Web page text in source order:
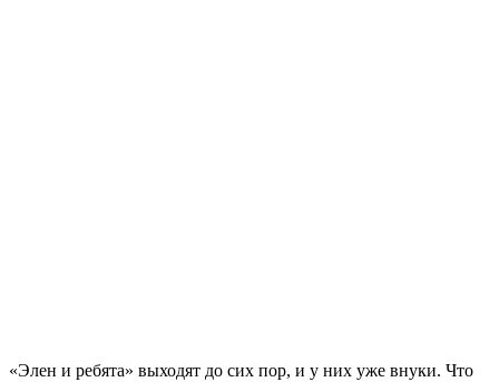
«Элен и ребята» выходят до сих пор, и у них уже внуки. Что